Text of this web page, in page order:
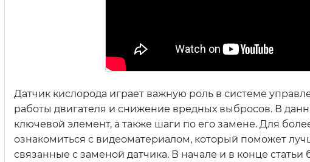
Датчик кислорода играет важную роль в системе
работы двигателя и снижение вредных выбросов. В
ключевой элемент, а также шаги по его замене. Для
ознакомиться с видеоматериалом, который поможет
связанные с заменой датчика. В начале и в конце